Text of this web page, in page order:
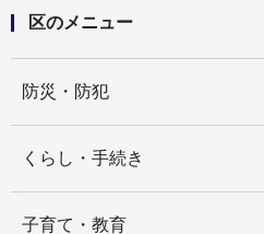
区のメニュー
防災・防犯
くらし・手続き
子育て・教育